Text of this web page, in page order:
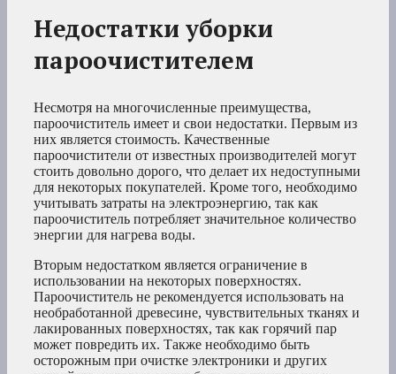
Недостатки уборки
пароочистителем
Несмотря на многочисленные преимущества,
пароочиститель имеет и свои недостатки. Первым из
них является стоимость. Качественные
пароочистители от известных производителей могут
стоить довольно дорого, что делает их недоступными
для некоторых покупателей. Кроме того, необходимо
учитывать затраты на электроэнергию, так как
пароочиститель потребляет значительное количество
энергии для нагрева воды.
Вторым недостатком является ограничение в
использовании на некоторых поверхностях.
Пароочиститель не рекомендуется использовать на
необработанной древесине, чувствительных тканях и
лакированных поверхностях, так как горячий пар
может повредить их. Также необходимо быть
осторожным при очистке электроники и других